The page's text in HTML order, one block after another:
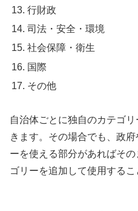
行財政
司法・安全・環境
社会保障・衛生
国際
その他
自治体ごとに独自のカテゴ
きます。その場合でも、政
ーを使える部分があればそ
ゴリーを追加して使用するこ